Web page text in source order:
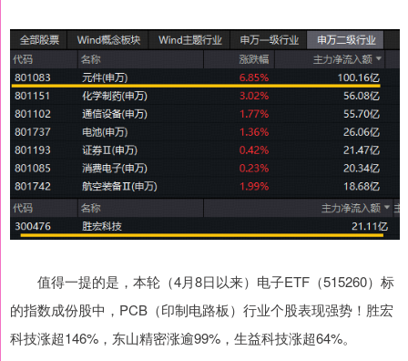
值得一提的是，本轮（4月8日以来）电子ETF（515260）标
的指数成份股中，PCB（印制电路板）行业个股表现强势！胜宏
科技涨超146%，东山精密涨逾99%，生益科技涨超64%。